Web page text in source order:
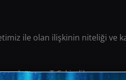
ile olan ilişkinin niteliği
üzere, T.C. kimlik